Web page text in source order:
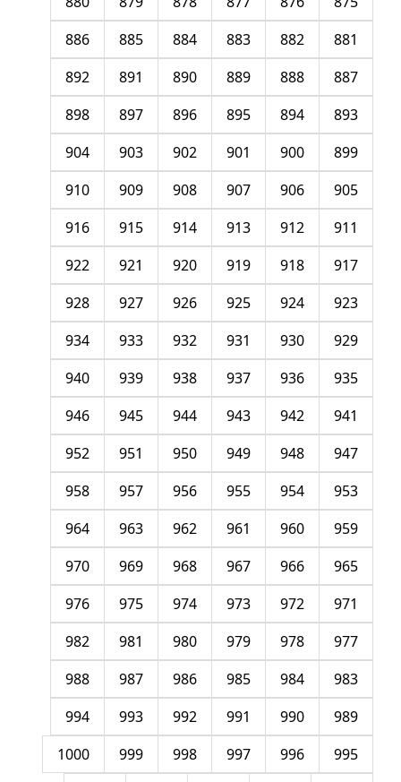
881
882
883
884
885
886
887
888
889
890
891
892
893
894
895
896
897
898
899
900
901
902
903
904
905
906
907
908
909
910
911
912
913
914
915
916
917
918
919
920
921
922
923
924
925
926
927
928
929
930
931
932
933
934
935
936
937
938
939
940
941
942
943
944
945
946
947
948
949
950
951
952
953
954
955
956
957
958
959
960
961
962
963
964
965
966
967
968
969
970
971
972
973
974
975
976
977
978
979
980
981
982
983
984
985
986
987
988
989
990
991
992
993
994
995
996
997
998
999
1000